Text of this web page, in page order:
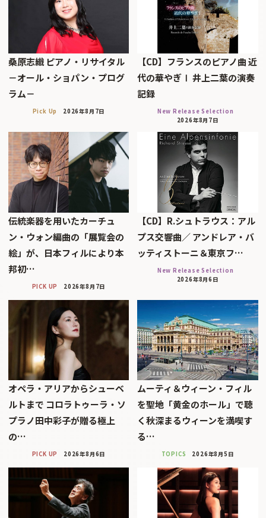
桑原志織 ピアノ・リサイタル
－オール・ショパン・プログ
ラム－
Pick Up 2026年8月7日
【CD】フランスのピアノ曲 近
代の華やぎⅠ 井上二葉の演奏
記録
New Release Selection
2026年8月7日
伝統楽器を用いたカーチュ
ン・ウォン編曲の「展覧会の
絵」が、日本フィルにより本
邦初…
PICK UP 2026年8月7日
【CD】R.シュトラウス：アル
プス交響曲／ アンドレア・バ
ッティストーニ＆東京フ…
New Release Selection
2026年8月6日
オペラ・アリアからシューベ
ルトまで コロラトゥーラ・ソ
プラノ田中彩子が贈る極上
の…
PICK UP 2026年8月6日
ムーティ＆ウィーン・フィル
を聖地「黄金のホール」で聴
く秋深まるウィーンを満喫す
る…
TOPICS 2026年8月5日